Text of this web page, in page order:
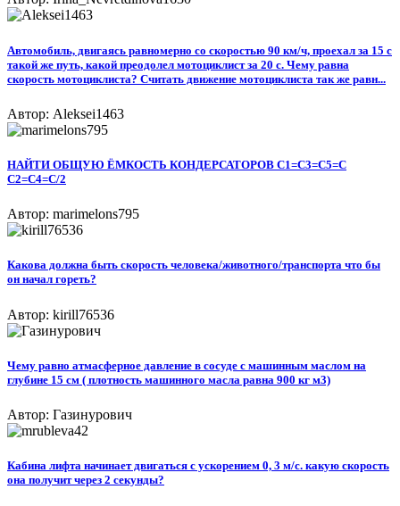
Автомобиль, двигаясь равномерно со скоростью 90 км/ч, проехал за 15 с
такой же путь, какой преодолел мотоциклист за 20 с. Чему равна
скорость мотоциклиста? Считать движение мотоциклиста так же равн...
Автор: Aleksei1463
НАЙТИ ОБЩУЮ ЁМКОСТЬ КОНДЕРСАТОРОВ С1=С3=С5=С
С2=С4=С/2
Автор: marimelons795
Какова должна быть скорость человека/животного/транспорта что бы
он начал гореть?
Автор: kirill76536
Чему равно атмасферное давление в сосуде с машинным маслом на
глубине 15 см ( плотность машинного масла равна 900 кг м3)
Автор: Газинурович
Кабина лифта начинает двигаться с ускорением 0, 3 м/с. какую скорость
она получит через 2 секунды?